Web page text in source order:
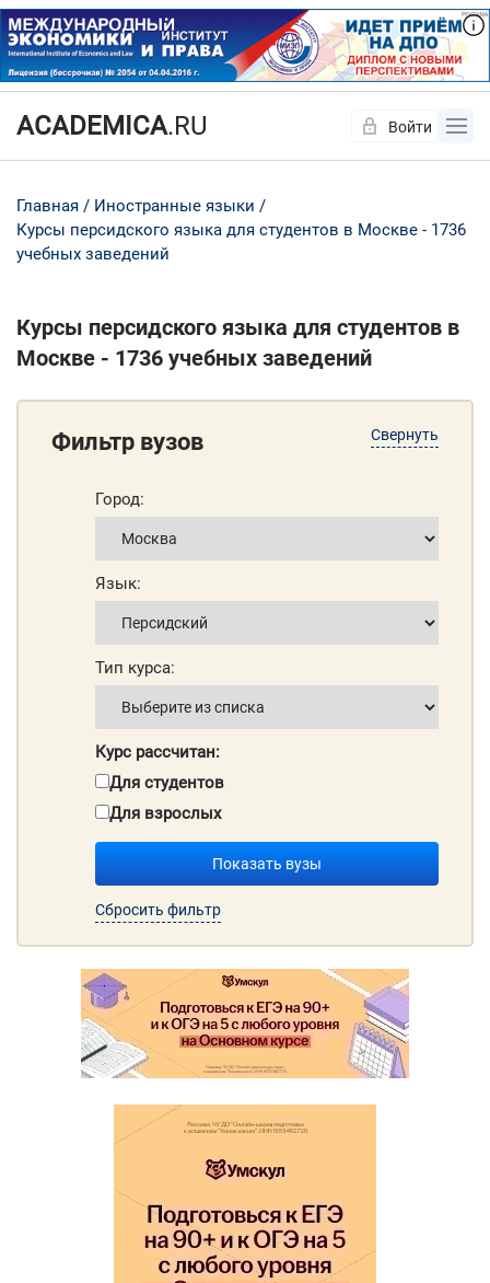
ACADEMICA.RU Войти
Главная
Иностранные языки
Курсы персидского языка для студентов в Москве - 1736
учебных заведений
Курсы персидского языка для студентов в
Москве - 1736 учебных заведений
Свернуть
Фильтр вузов
Город:
Язык:
Тип курса:
Курс рассчитан:
Для студентов
Для взрослых
Показать вузы
Сбросить фильтр
Да Нет